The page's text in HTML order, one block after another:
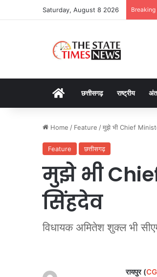
Saturday, August 8 2026
Homeछत्तीसगढ़ राष्ट्रीय
Home / Feature /मुझे भी Chief
Feature छत्तीसगढ़
मुझे भी
सिंहदेव
विधायक अमितेश शुक्ल भी
रायपुर (